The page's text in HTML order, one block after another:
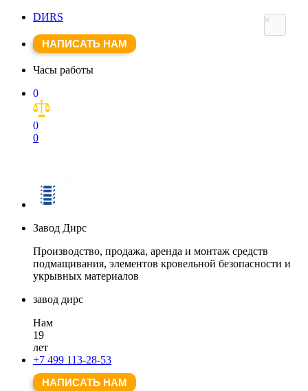
DИRS
НАПИСАТЬ НАМ
Часы работы
0
0
0
Завод Дирс
Производство, продажа, аренда и монтаж средств
подмащивания, элементов кровельной безопасности и
укрывных материалов
завод дирс
Нам
19
лет
+7 499 113-28-53
НАПИСАТЬ НАМ
×